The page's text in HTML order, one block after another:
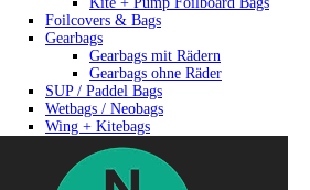
Foilcovers & Bags
Gearbags
Gearbags mit Rädern
Gearbags ohne Räder
SUP / Paddel Bags
Wetbags / Neobags
Wing + Kitebags